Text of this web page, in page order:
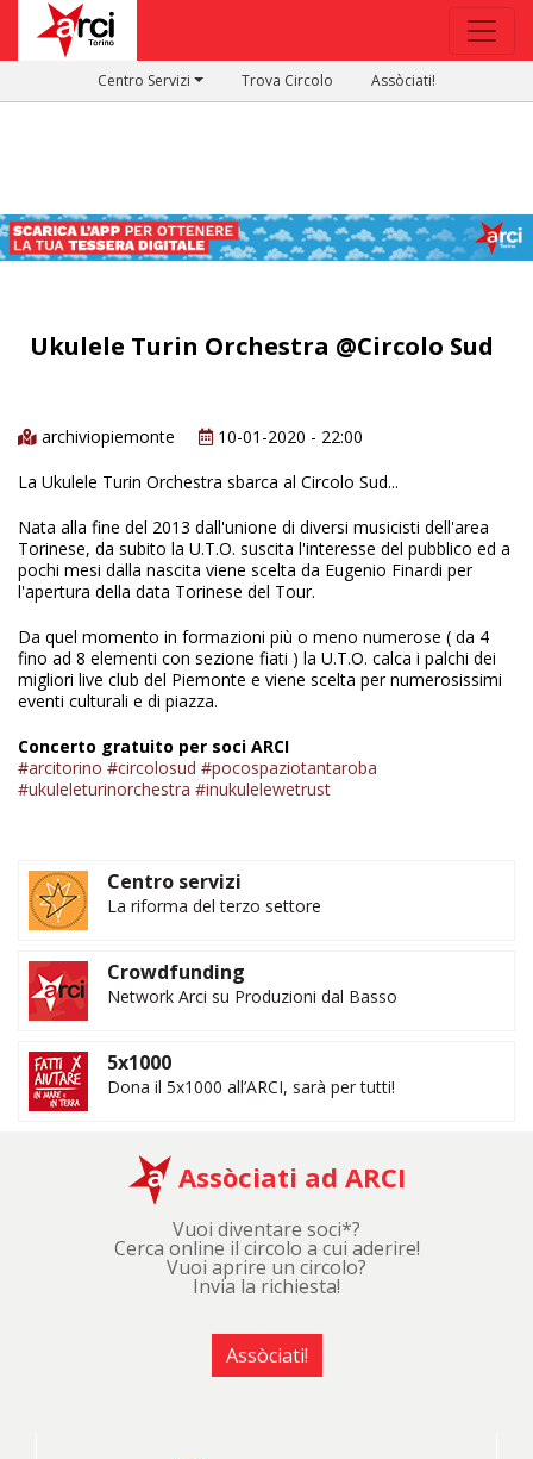
Centro Servizi Trova Circolo Assòciati!
Ukulele Turin Orchestra @Circolo Sud
archiviopiemonte
10-01-2020 - 22:00
La Ukulele Turin Orchestra sbarca al Circolo Sud...
Nata alla fine del 2013 dall'unione di diversi musicisti dell'area
Torinese, da subito la U.T.O. suscita l'interesse del pubblico ed a
pochi mesi dalla nascita viene scelta da Eugenio Finardi per
l'apertura della data Torinese del Tour.​
Da quel momento in formazioni più o meno numerose ( da 4
fino ad 8 elementi con sezione fiati ) la U.T.O. calca i palchi dei
migliori live club del Piemonte e viene scelta per numerosissimi
eventi culturali e di piazza.
Concerto gratuito per soci ARCI
#arcitorino #circolosud #pocospaziotantaroba
#ukuleleturinorchestra #inukulelewetrust
Centro servizi
La riforma del terzo settore
Crowdfunding
Network Arci su Produzioni dal Basso
5x1000
Dona il 5x1000 all’ARCI, sarà per tutti!
Assòciati ad ARCI
Vuoi diventare soci*?
Cerca online il circolo a cui aderire!
Vuoi aprire un circolo?
Invia la richiesta!
Assòciati!